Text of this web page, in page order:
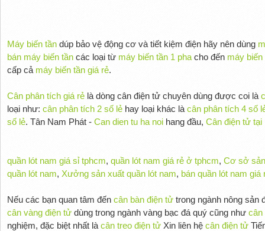
Máy biến tầndúp bảo vệ động cơ và tiết kiệm điện hãy nên dùng
bán máy biến tầncác loại từ máy biến tần 1 phacho đến máy biến
cấp cả máy biến tần giá rẻ.
Cân phân tích giá rẻlà dòng cân điện tử chuyên dùng được coi là
loại như: cân phân tích 2 số lẻ hay loại khác là cân phân tích 4 số
số lẻ. Tân Nam Phát - Can dien tu ha noihang đầu, Cân điện tử tại
quần lót nam giá sỉ tphcm, quần lót nam giá rẻ ở tphcm, Cơ sở
quần lót nam, Xưởng sản xuất quần lót nam, bán quần lót nam giá
Nếu các bạn quan tâm đến cân bàn điện tửtrong ngành nông sản
cân vàng điện tửdùng trong ngành vàng bạc đá quý cũng như cân
nghiệm, đặc biệt nhất là cân treo điện tửXin liên hệ cân điện tử